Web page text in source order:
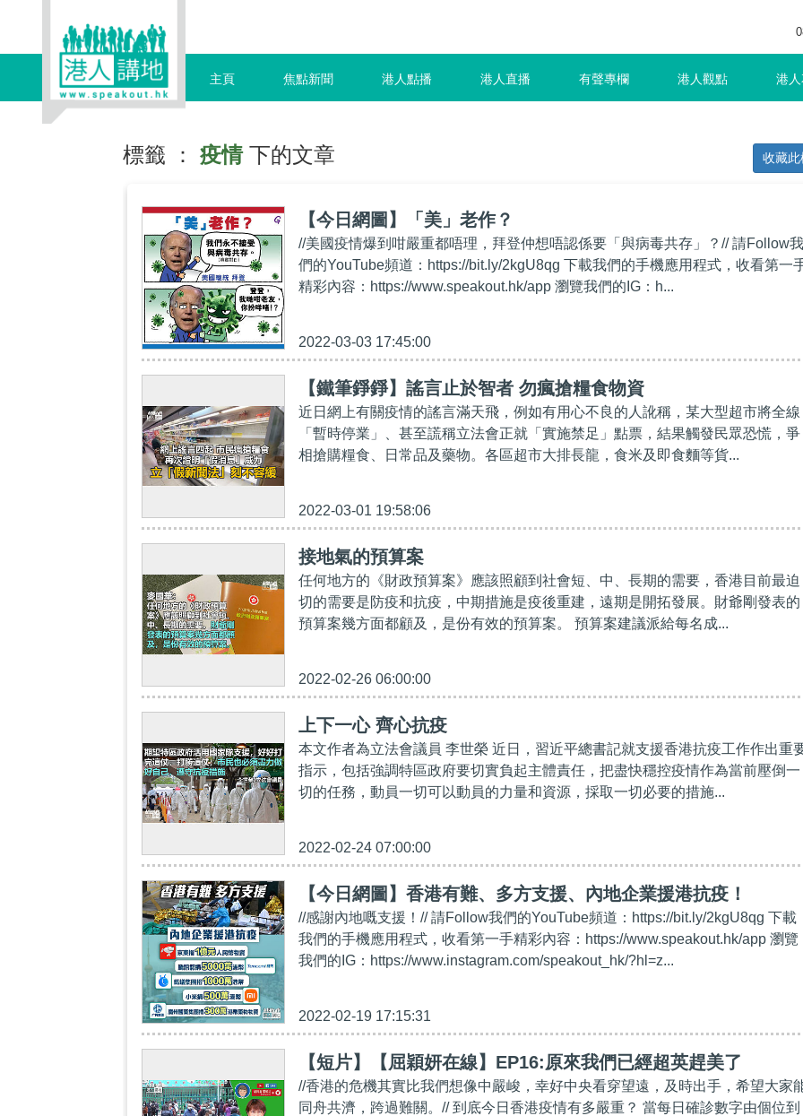
主頁 焦點新聞 港人點播 港人直播 有聲專欄 港人觀點 港
標籤 ： 疫情下的文章 收藏此
【今日網圖】「美」老作？
//美國疫情爆到咁嚴重都唔理，拜登仲想唔認係要「與病毒共存」？// 請Follow我
們的YouTube頻道：https://bit.ly/2kgU8qg 下載我們的手機應用程式，收看第一
精彩內容：https://www.speakout.hk/app 瀏覽我們的IG：h...
2022-03-03 17:45:00
【鐵筆錚錚】謠言止於智者 勿瘋搶糧食物資
近日網上有關疫情的謠言滿天飛，例如有用心不良的人訛稱，某大型超市將全線
「暫時停業」、甚至謊稱立法會正就「實施禁足」點票，結果觸發民眾恐慌，爭
相搶購糧食、日常品及藥物。各區超市大排長龍，食米及即食麵等貨...
2022-03-01 19:58:06
接地氣的預算案
任何地方的《財政預算案》應該照顧到社會短、中、長期的需要，香港目前最迫
切的需要是防疫和抗疫，中期措施是疫後重建，遠期是開拓發展。財爺剛發表的
預算案幾方面都顧及，是份有效的預算案。 預算案建議派給每名成...
2022-02-26 06:00:00
上下一心 齊心抗疫
本文作者為立法會議員 李世榮 近日，習近平總書記就支援香港抗疫工作作出重
指示，包括強調特區政府要切實負起主體責任，把盡快穩控疫情作為當前壓倒一
切的任務，動員一切可以動員的力量和資源，採取一切必要的措施...
2022-02-24 07:00:00
【今日網圖】香港有難、多方支援、內地企業援港抗疫！
//感謝內地嘅支援！// 請Follow我們的YouTube頻道：https://bit.ly/2kgU8qg 下載
我們的手機應用程式，收看第一手精彩內容：https://www.speakout.hk/app 瀏覽
我們的IG：https://www.instagram.com/speakout_hk/?hl=z...
2022-02-19 17:15:31
【短片】【屈穎妍在線】EP16:原來我們已經超英趕美了
//香港的危機其實比我們想像中嚴峻，幸好中央看穿望遠，及時出手，希望大家
同舟共濟，跨過難關。// 到底今日香港疫情有多嚴重？ 當每日確診數字由個位到